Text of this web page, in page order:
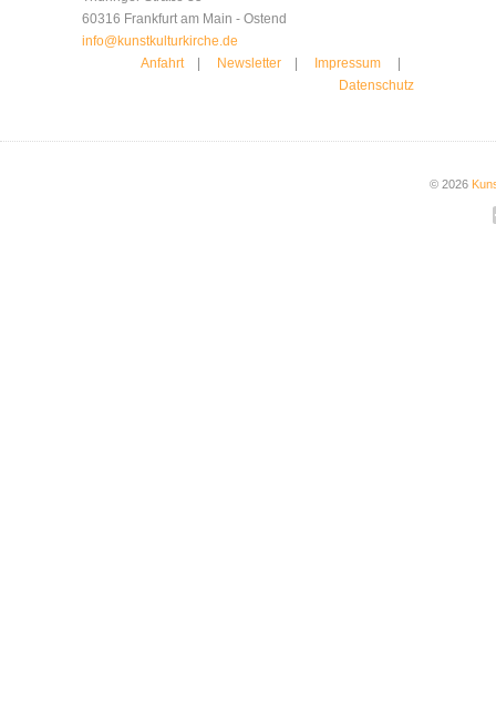
60316 Frankfurt am Main - Ostend
info@kunstkulturkirche.de
Anfahrt| Newsletter Impressum
Datenschutz
© 2026